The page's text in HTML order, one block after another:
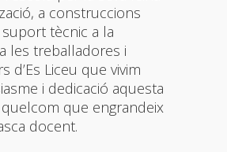
a construccions
tècnic a la
les treballadores i
d’Es Liceu que vivim
i dedicació aquesta
que engrandeix
docent.